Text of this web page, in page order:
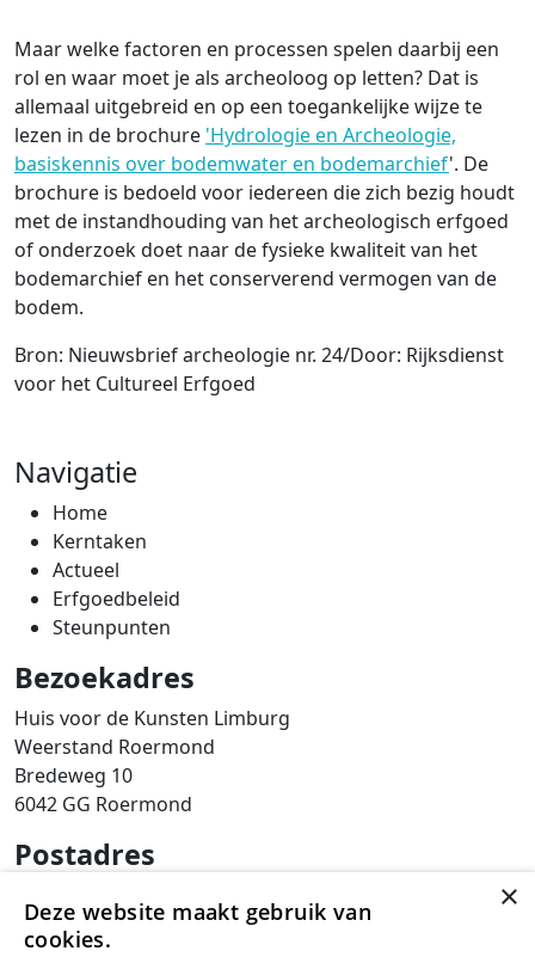
Maar welke factoren en processen spelen daarbij een
rol en waar moet je als archeoloog op letten? Dat is
allemaal uitgebreid en op een toegankelijke wijze te
lezen in de brochure 'Hydrologie en Archeologie,
basiskennis over bodemwater en bodemarchief'. De
brochure is bedoeld voor iedereen die zich bezig houdt
met de instandhouding van het archeologisch erfgoed
of onderzoek doet naar de fysieke kwaliteit van het
bodemarchief en het conserverend vermogen van de
bodem.
Bron: Nieuwsbrief archeologie nr. 24/Door: Rijksdienst
voor het Cultureel Erfgoed
Navigatie
Home
Kerntaken
Actueel
Erfgoedbeleid
Steunpunten
Bezoekadres
Huis voor de Kunsten Limburg
Weerstand Roermond
Bredeweg 10
6042 GG Roermond
Postadres
Postbus 203
×
Deze website maakt gebruik van
cookies.